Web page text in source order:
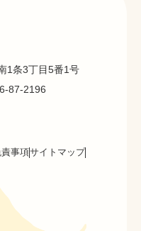
1条3丁目5番1号
87-2196
事項サイトマップ